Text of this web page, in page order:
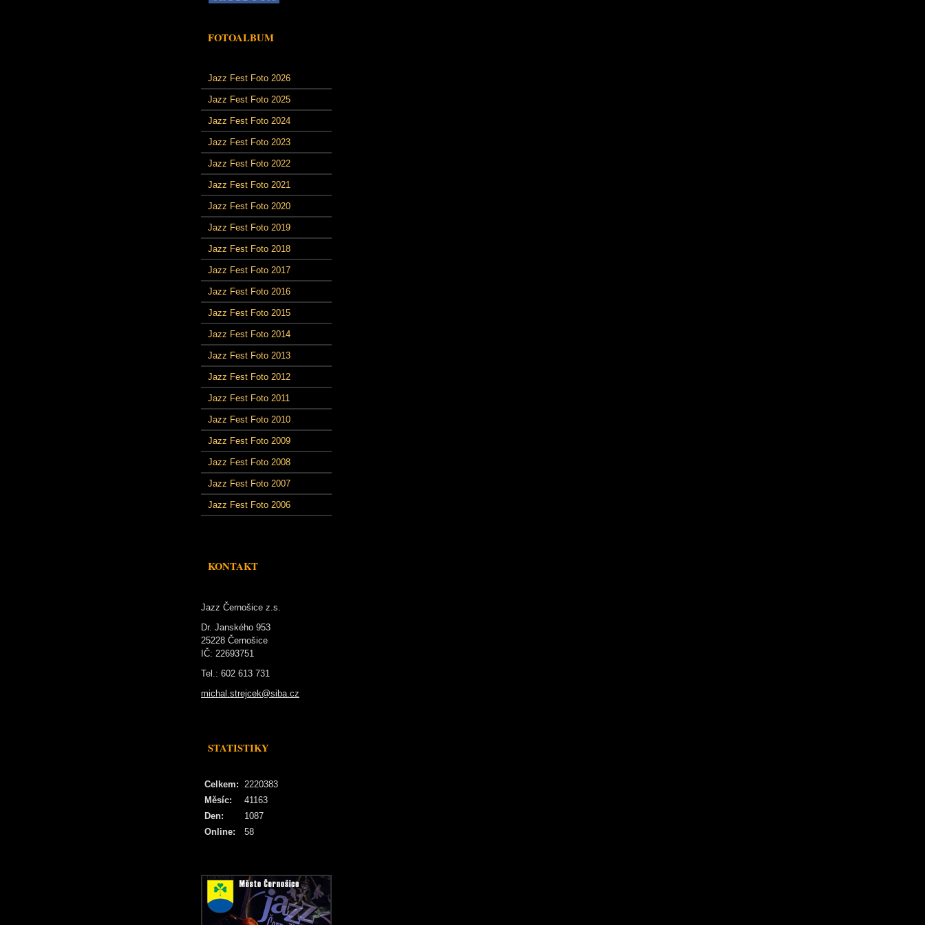
FOTOALBUM
Jazz Fest Foto 2026
Jazz Fest Foto 2025
Jazz Fest Foto 2024
Jazz Fest Foto 2023
Jazz Fest Foto 2022
Jazz Fest Foto 2021
Jazz Fest Foto 2020
Jazz Fest Foto 2019
Jazz Fest Foto 2018
Jazz Fest Foto 2017
Jazz Fest Foto 2016
Jazz Fest Foto 2015
Jazz Fest Foto 2014
Jazz Fest Foto 2013
Jazz Fest Foto 2012
Jazz Fest Foto 2011
Jazz Fest Foto 2010
Jazz Fest Foto 2009
Jazz Fest Foto 2008
Jazz Fest Foto 2007
Jazz Fest Foto 2006
KONTAKT
Jazz Černošice z.s.
Dr. Janského 953
25228 Černošice
IČ: 22693751
Tel.: 602 613 731
michal.strejcek@siba.cz
STATISTIKY
Online: 58
Celkem: 2220383
Měsíc:
41163
Den:
1087